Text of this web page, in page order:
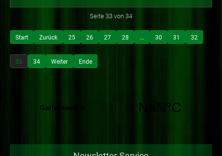
Seite 33 von 34
Start Zurück 25 26 27 28 ... 30 31 32
33 34 Weiter Ende